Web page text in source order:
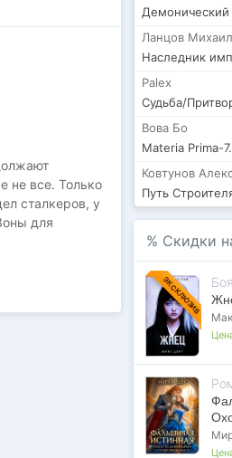
не все. Только
сталкеров, у
для
Демонический
Ланцов
Наследник
Palex
Судьба/
Вова Бо
Ковтунов
Путь
% Скидки
ЭКСКЛЮЗИВ